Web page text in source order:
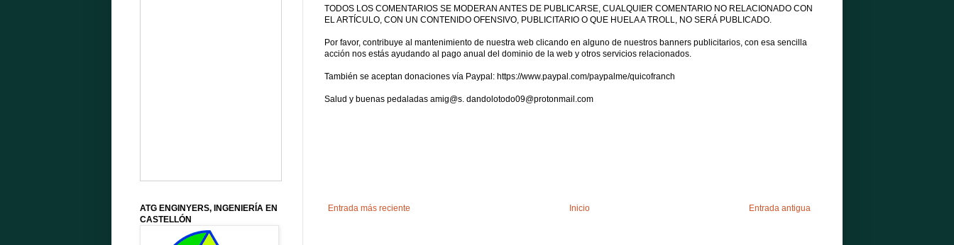
TODOS LOS COMENTARIOS SE MODERAN ANTES DE PUBLICARSE, CUALQUIER COMENTARIO NO RELACIONADO CON
EL ARTÍCULO, CON UN CONTENIDO OFENSIVO, PUBLICITARIO O QUE HUELA A TROLL, NO SERÁ PUBLICADO.
Por favor, contribuye al mantenimiento de nuestra web clicando en alguno de nuestros banners publicitarios, con esa sencilla
acción nos estás ayudando al pago anual del dominio de la web y otros servicios relacionados.
También se aceptan donaciones vía Paypal: https://www.paypal.com/paypalme/quicofranch
Salud y buenas pedaladas amig@s. dandolotodo09@protonmail.com
Entrada más reciente Entrada antigua
Inicio
ATG ENGINYERS, INGENIERÍA EN
CASTELLÓN